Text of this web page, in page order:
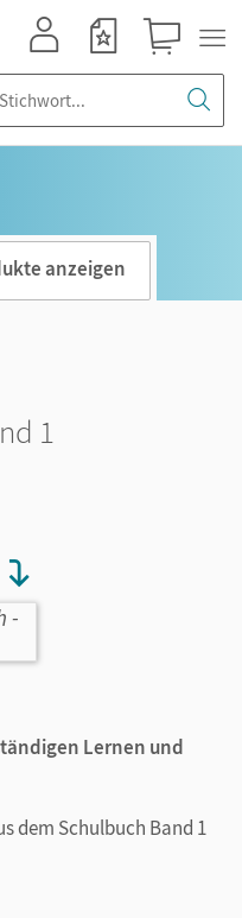
anzeigen
1
Lernen und
dem Schulbuch Band 1